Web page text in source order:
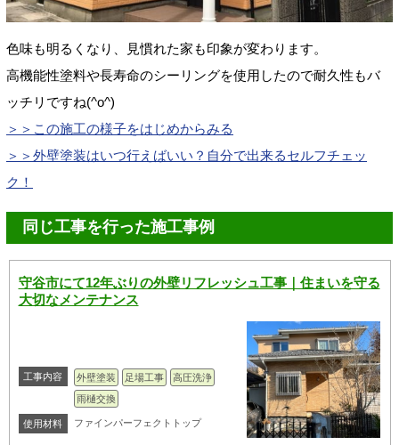
色味も明るくなり、見慣れた家も印象が変わります。
高機能性塗料や長寿命のシーリングを使用したので耐久性もバ
ッチリですね(^o^)
＞＞この施工の様子をはじめからみる
＞＞外壁塗装はいつ行えばいい？自分で出来るセルフチェッ
ク！
同じ工事を行った施工事例
守谷市にて12年ぶりの外壁リフレッシュ工事｜住まいを守る
大切なメンテナンス
工事内容 外壁塗装 足場工事
高圧洗浄
雨樋交換
使用材料 ファインパーフェクトトップ